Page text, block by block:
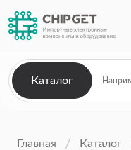
Каталог
Главная Каталог